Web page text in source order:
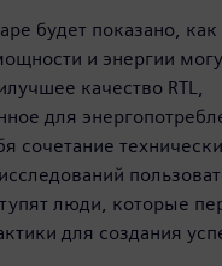
будет показано, как
и энергии
качество RTL,
для
сочетание
люди, которые
для создания